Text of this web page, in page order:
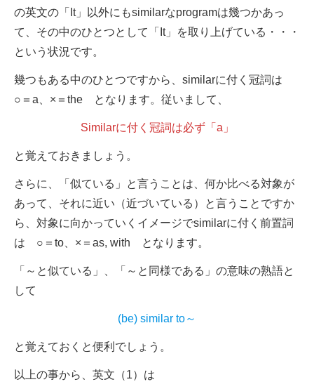
の英文の「It」以外にもsimilarなprogramは幾つかあっ
て、その中のひとつとして「It」を取り上げている・・・
という状況です。
幾つもある中のひとつですから、similarに付く冠詞は
○＝a、×＝the となります。従いまして、
Similarに付く冠詞は必ず「a」
と覚えておきましょう。
さらに、「似ている」と言うことは、何か比べる対象が
あって、それに近い（近づいている）と言うことですか
ら、対象に向かっていくイメージでsimilarに付く前置詞
は ○＝to、×＝as, with となります。
「～と似ている」、「～と同様である」の意味の熟語と
して
(be) similar to～
と覚えておくと便利でしょう。
以上の事から、英文（1）は